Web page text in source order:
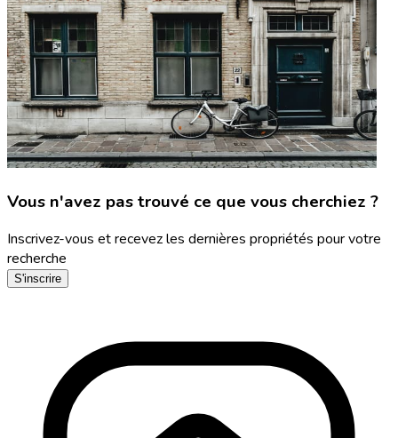
Vous n'avez pas trouvé ce que vous cherchiez ?
Inscrivez-vous et recevez les dernières propriétés pour votre
recherche
S'inscrire